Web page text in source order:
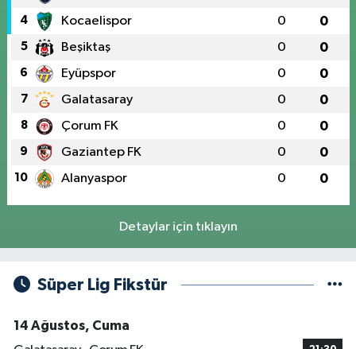
4 Kocaelispor 0 0
5 Beşiktaş 0 0
6 Eyüpspor 0 0
7 Galatasaray 0 0
8 Çorum FK 0 0
9 Gaziantep FK 0 0
10 Alanyaspor 0 0
Detaylar için tıklayın
Süper Lig Fikstür
14 Ağustos, Cuma